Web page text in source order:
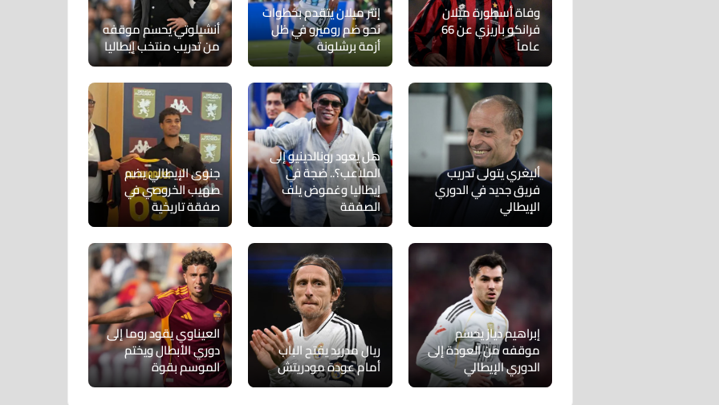
وفاة أسطورة ميلان
فرانكو باريزي عن 66
عاماً
إنتر ميلان يتقدم بخطوات
نحو ضم روميرو في ظل
أزمة برشلونة
أنشيلوتي يحسم موقفه
من تدريب منتخب إيطاليا
أليغري يتولى تدريب
فريق جديد في الدوري
الإيطالي
هل يعود رونالدينيو إلى
الملاعب؟.. ضجة في
إيطاليا وغموض يلف
الصفقة
جنوى الإيطالي يضم
صهيب الخروصي في
صفقة تاريخية
إبراهيم دياز يحسم
موقفه من العودة إلى
الدوري الإيطالي
ريال مدريد يفتح الباب
أمام عودة مودريتش
العيناوي يقود روما إلى
دوري الأبطال ويختم
الموسم بقوة